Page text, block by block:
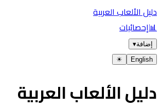
دليل الألعاب العربية
📊إحصائيات
إضافة▾
English
☀︎
دليل الألعاب العربية